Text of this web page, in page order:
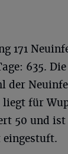
171
635.
der
für
50 und
eingestuft.